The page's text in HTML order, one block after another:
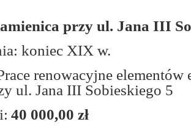
przy ul. Jana III
koniec XIX w.
renowacyjne elementów
ul. Jana III Sobieskiego 5
40 000,00 zł